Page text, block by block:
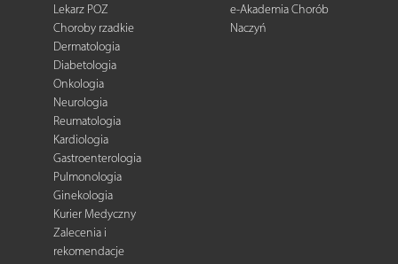
Lekarz POZ
Choroby rzadkie
Dermatologia
Diabetologia
Onkologia
Neurologia
Reumatologia
Kardiologia
Gastroenterologia
Pulmonologia
Ginekologia
Kurier Medyczny
Zalecenia i
rekomendacje
e-Akademia Chorób
Naczyń